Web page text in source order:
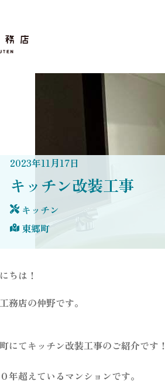
2023年11月17日
キッチン改装工事
キッチン
東郷町
ちは！
務店の仲野です。
にてキッチン改装工事のご紹介です！
年超えているマンションです。